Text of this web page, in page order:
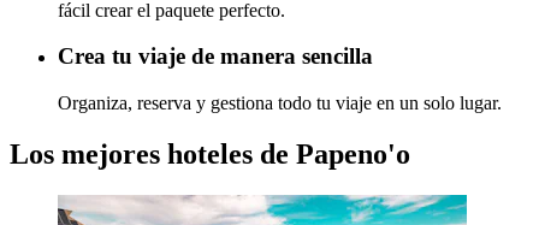
fácil crear el paquete perfecto.
Crea tu viaje de manera sencilla
Organiza, reserva y gestiona todo tu viaje en un solo lugar.
Los mejores hoteles de Papeno'o